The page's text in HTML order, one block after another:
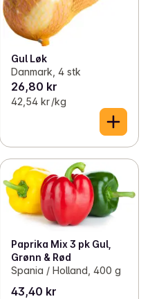
Gul Løk
Danmark, 4 stk
26,80 kr
42,54 kr /kg
Paprika Mix 3 pk Gul,
Grønn & Rød
Spania / Holland, 400 g
43,40 kr